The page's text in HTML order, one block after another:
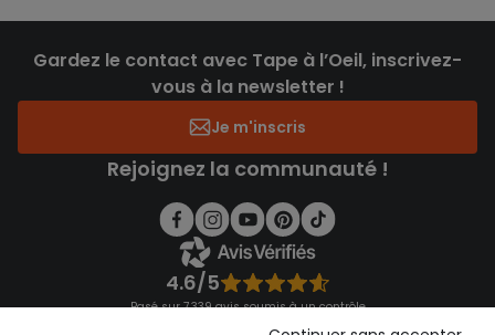
Gardez le contact avec Tape à l’Oeil, inscrivez-
vous à la newsletter !
Je m'inscris
Rejoignez la communauté !
4.6/5
Basé sur 7 339 avis soumis à un contrôle